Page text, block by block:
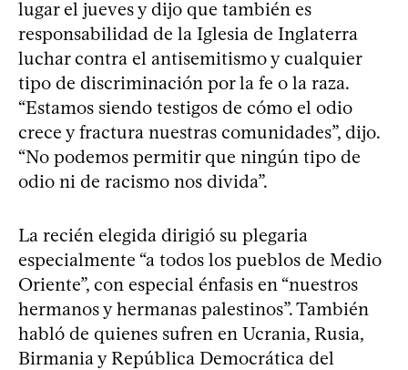
lugar el jueves y dijo que también es
responsabilidad de la Iglesia de Inglaterra
luchar contra el antisemitismo y cualquier
tipo de discriminación por la fe o la raza.
“Estamos siendo testigos de cómo el odio
crece y fractura nuestras comunidades”, dijo.
“No podemos permitir que ningún tipo de
odio ni de racismo nos divida”.
La recién elegida dirigió su plegaria
especialmente “a todos los pueblos de Medio
Oriente”, con especial énfasis en “nuestros
hermanos y hermanas palestinos”. También
habló de quienes sufren en Ucrania, Rusia,
Birmania y República Democrática del